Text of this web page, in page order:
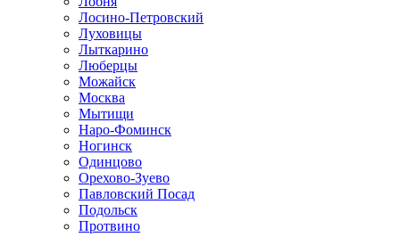
Лосино-Петровский
Луховицы
Лыткарино
Люберцы
Можайск
Москва
Мытищи
Наро-Фоминск
Ногинск
Одинцово
Орехово-Зуево
Павловский Посад
Подольск
Протвино